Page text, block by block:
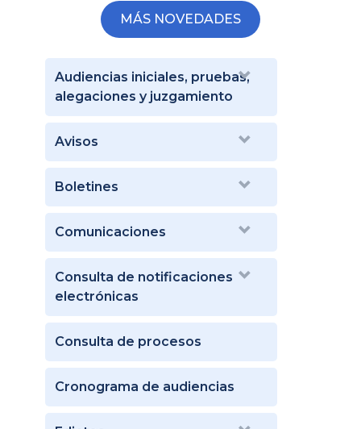
MÁS NOVEDADES
Audiencias iniciales, pruebas,
alegaciones y juzgamiento
Avisos
Boletines
Comunicaciones
Consulta de notificaciones
electrónicas
Consulta de procesos
Cronograma de audiencias